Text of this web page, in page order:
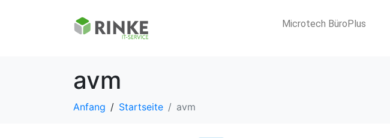
Microtech BüroPlus
avm
Anfang Startseite avm